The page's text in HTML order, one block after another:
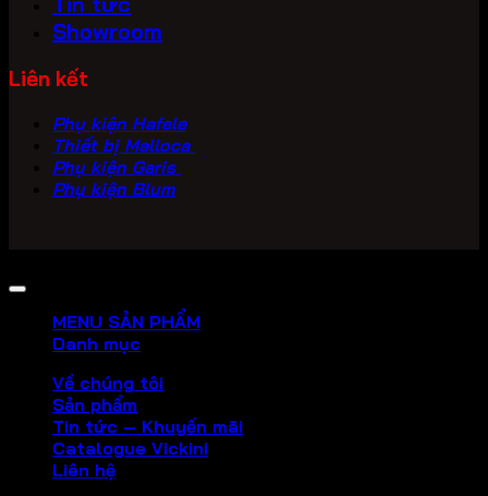
Showroom
Liên kết
Phụ kiện Hafele
Thiết bị Malloca
Phụ kiện Garis
Phụ kiện Blum
MENU SẢN PHẨM
Danh mục
Về chúng tôi
Sản phẩm
Tin tức – Khuyến mãi
Catalogue Vickini
Liên hệ